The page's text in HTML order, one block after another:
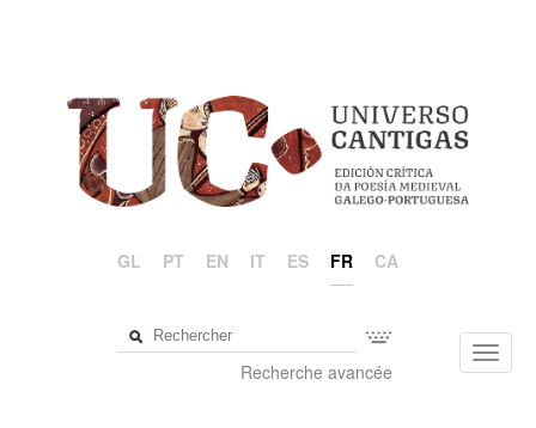
GL PT EN IT ES FR CA
Recherche avancée